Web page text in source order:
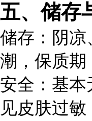
五、储存
储存：阴凉
潮，保质期
安全：基本
见皮肤过